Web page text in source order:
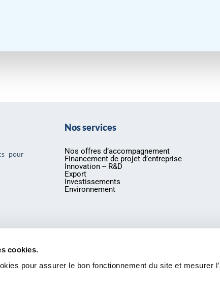
cookies.
pour assurer le bon fonctionnement du site et mesurer
pour
Nos services
Nos offres d’accompagnement
Financement de projet d’entreprise
Innovation -- R&D
Export
Investissements
Environnement